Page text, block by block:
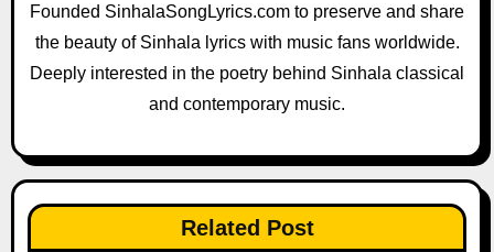
t
i
n
Founded SinhalaSongLyrics.com to preserve and share
the beauty of Sinhala lyrics with music fans worldwide.
Deeply interested in the poetry behind Sinhala classical
and contemporary music.
Related Post